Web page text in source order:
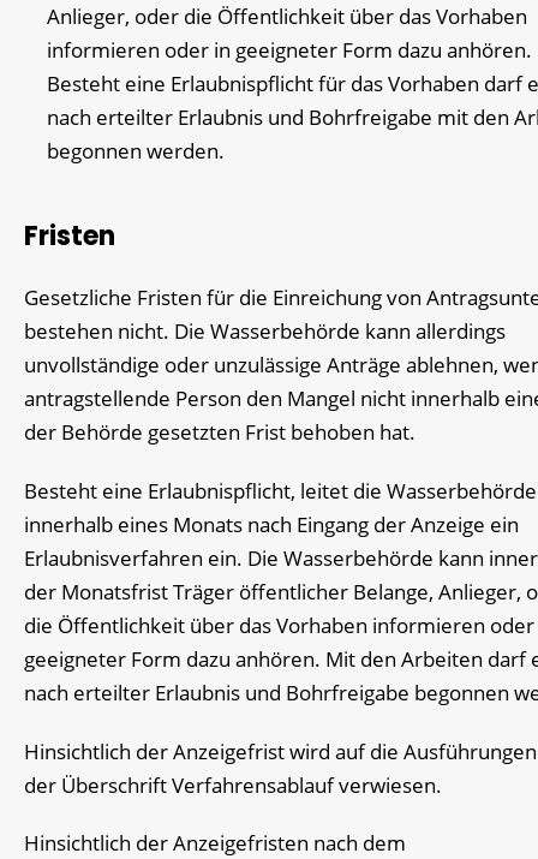
Anlieger, oder die Öffentlichkeit über das Vorhaben
informieren oder in geeigneter Form dazu anhören.
Besteht eine Erlaubnispflicht für das Vorhaben darf
nach erteilter Erlaubnis und Bohrfreigabe mit den
begonnen werden.
Fristen
Gesetzliche Fristen für die Einreichung von
bestehen nicht. Die Wasserbehörde kann allerdings
unvollständige oder unzulässige Anträge ablehnen,
antragstellende Person den Mangel nicht innerhalb
der Behörde gesetzten Frist behoben hat.
Besteht eine Erlaubnispflicht, leitet die Wasserbehörde
innerhalb eines Monats nach Eingang der Anzeige ein
Erlaubnisverfahren ein. Die Wasserbehörde kann
der Monatsfrist Träger öffentlicher Belange, Anlieger,
die Öffentlichkeit über das Vorhaben informieren
geeigneter Form dazu anhören. Mit den Arbeiten darf
nach erteilter Erlaubnis und Bohrfreigabe begonnen
Hinsichtlich der Anzeigefrist wird auf die
der Überschrift Verfahrensablauf verwiesen.
Hinsichtlich der Anzeigefristen nach dem